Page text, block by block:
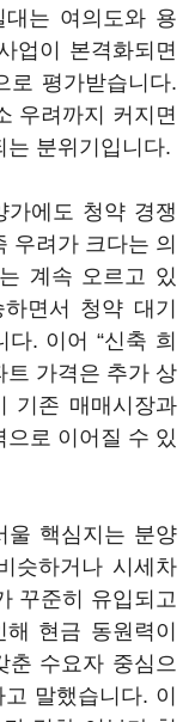
대는 여의도와 용
업이 본격화되면
로 평가받습니다.
우려까지 커지면
는 분위기입니다.
가에도 청약 경쟁
우려가 크다는 의
계속 오르고 있
면서 청약 대기
. 이어 “신축 희
트 가격은 추가 상
기존 매매시장과
로 이어질 수 있
울 핵심지는 분양
슷하거나 시세차
꾸준히 유입되고
현금 동원력이
춘 수요자 중심으
말했습니다. 이